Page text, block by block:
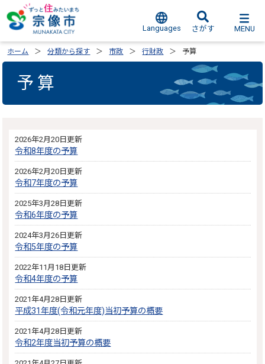
Languages さがす MENU
ホーム 分類から探す 市政 行財政 予算
予算
2026年2月20日更新
令和8年度の予算
2026年2月20日更新
令和7年度の予算
2025年3月28日更新
令和6年度の予算
2024年3月26日更新
令和5年度の予算
2022年11月18日更新
令和4年度の予算
2021年4月28日更新
平成31年度(令和元年度)当初予算の概要
2021年4月28日更新
令和2年度当初予算の概要